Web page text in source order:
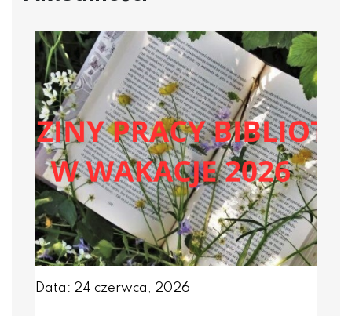
Data: 24 czerwca, 2026